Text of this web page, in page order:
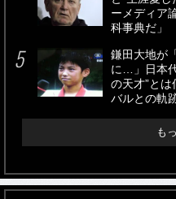
ーメディア
科事典だ」
鎌田大地が
に…」日本
の天才”と
バルとの軌跡
も